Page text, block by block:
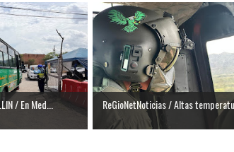
en máxima alerta al Tolima
MENDEZ ( MIAMI ) Cali se blinda con
meses, la Fábrica de Licores del Tolima
/ En Med... ReGioNetNoticias / Altas